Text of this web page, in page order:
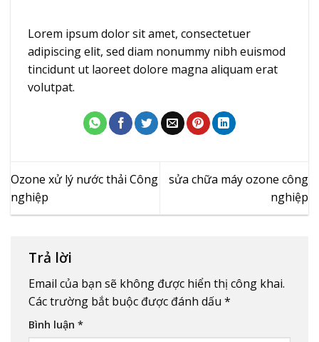
Lorem ipsum dolor sit amet, consectetuer
adipiscing elit, sed diam nonummy nibh euismod
tincidunt ut laoreet dolore magna aliquam erat
volutpat.
Ozone xử lý nước thải Công
nghiệp
sửa chữa máy ozone công
nghiệp
Trả lời
Email của bạn sẽ không được hiển thị công khai.
Các trường bắt buộc được đánh dấu *
Bình luận *